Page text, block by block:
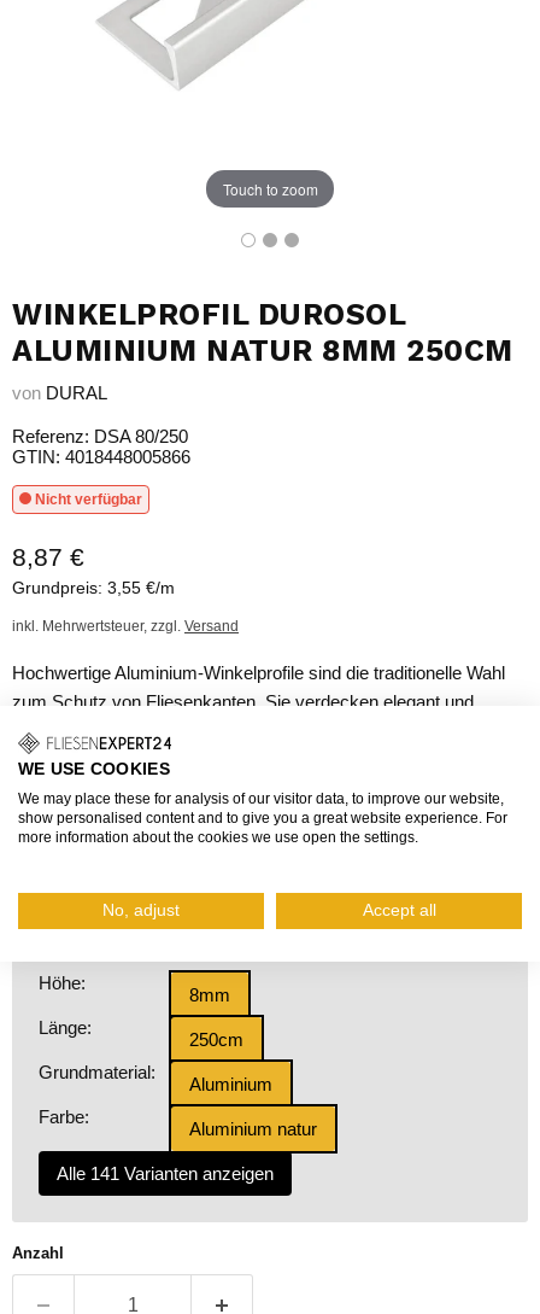
Touch to zoom
WINKELPROFIL DUROSOL
ALUMINIUM NATUR 8MM 250CM
von DURAL
Referenz: DSA 80/250
GTIN: 4018448005866
Nicht verfügbar
8,87 €
Grundpreis: 3,55 €/m
inkl. Mehrwertsteuer, zzgl. Versand
Hochwertige Aluminium-Winkelprofile sind die traditionelle Wahl
zum Schutz von Fliesenkanten. Sie verdecken elegant und
unauffällig unschöne und scharfe Schnittkanten von Fliesen in
Wohn- und Arbeitsbereichen. DUROSOL bietet eine große
Auswahl an Farben, Höhen und Oberflächen für ihre Profile.
Zusätzlich sind die Winkelprofile in der Z-FLEX Ausführung auch
biegbar.
Fragen zum Produkt?
Höhe:
8mm
Länge:
250cm
Grundmaterial:
Aluminium
Farbe:
Aluminium natur
Alle 141 Varianten anzeigen
Anzahl
WE USE COOKIES
We may place these for analysis of our visitor data, to improve our website,
show personalised content and to give you a great website experience. For
more information about the cookies we use open the settings.
No, adjust Accept all